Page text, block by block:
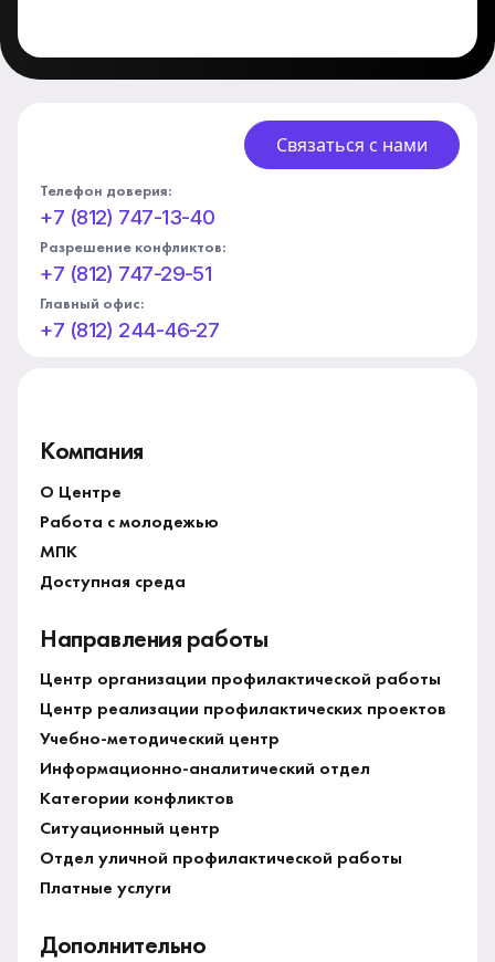
Связаться с нами
Телефон доверия:
+7 (812) 747-13-40
Разрешение конфликтов:
+7 (812) 747-29-51
Главный офис:
+7 (812) 244-46-27
Компания
О Центре
Работа с молодежью
МПК
Доступная среда
Направления работы
Центр организации профилактической работы
Центр реализации профилактических проектов
Учебно-методический центр
Информационно-аналитический отдел
Категории конфликтов
Ситуационный центр
Отдел уличной профилактической работы
Платные услуги
Дополнительно